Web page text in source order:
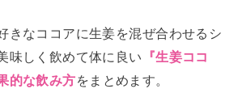
きなココアに生姜を混ぜ合わせるシ
味しく飲めて体に良い
『生姜ココ
的な飲み方をまとめます。